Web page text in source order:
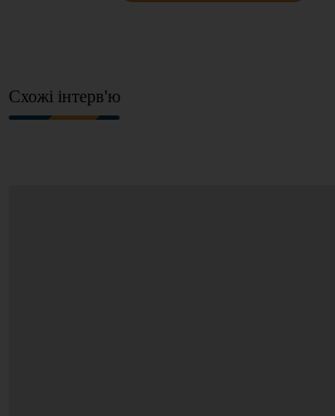
Схожі інтерв'ю